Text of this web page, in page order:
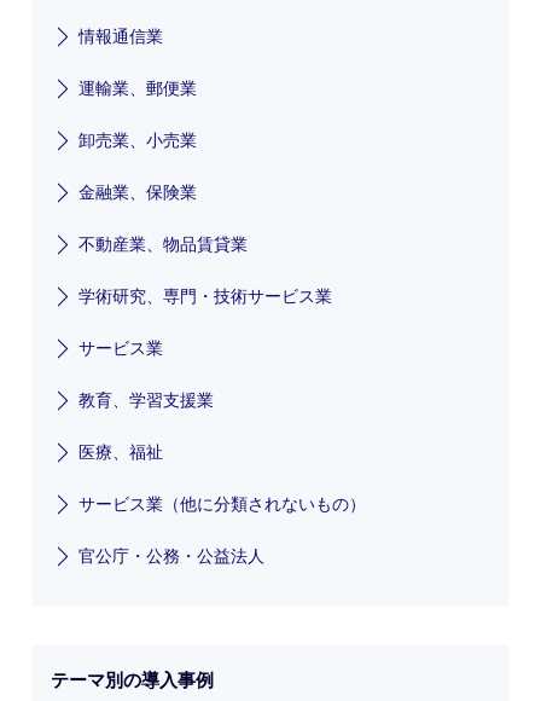
情報通信業
運輸業、郵便業
卸売業、小売業
金融業、保険業
不動産業、物品賃貸業
学術研究、専門・技術サービス業
サービス業
教育、学習支援業
医療、福祉
サービス業（他に分類されないもの）
官公庁・公務・公益法人
テーマ別の導入事例